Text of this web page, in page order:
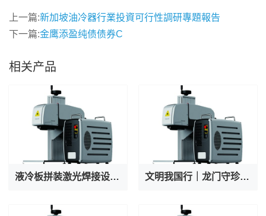
上一篇:新加坡油冷器行業投資可行性調研專題報告
下一篇:金鹰添盈纯债债券C
相关产品
液冷板拼装激光焊接设备厂家专业出产AI服务器液冷阀焊接机 文明我国行｜龙门守珍：为千年石窟注入“数字生命力”